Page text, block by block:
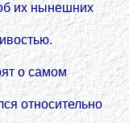
их нынешних
о самом
относительно